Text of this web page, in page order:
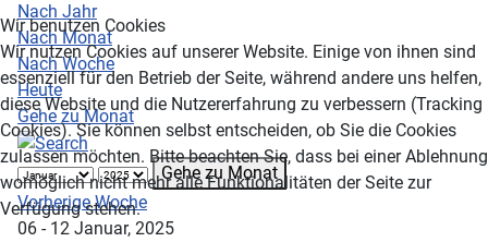
Nach Jahr
Nach Monat
Nach Woche
Heute
Gehe zu Monat
Gehe zu Monat
Vorherige Woche
06 - 12 Januar, 2025
Wir benutzen Cookies
Wir nutzen Cookies auf unserer Website. Einige von ihnen sind
essenziell für den Betrieb der Seite, während andere uns helfen,
diese Website und die Nutzererfahrung zu verbessern (Tracking
Cookies). Sie können selbst entscheiden, ob Sie die Cookies
zulassen möchten. Bitte beachten Sie, dass bei einer Ablehnung
womöglich nicht mehr alle Funktionalitäten der Seite zur
Verfügung stehen.